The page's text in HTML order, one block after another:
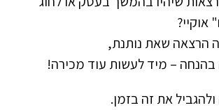
אוקיי?
הרצאה שאת נותנת,
בהנחה – מיד לעשות עוד מכירה!
את זה בזמן.